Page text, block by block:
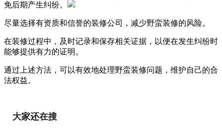
免后期产生纠纷。
尽量选择有资质和信誉的装修公司，减少野蛮装修的风险。
在装修过程中，及时记录和保存相关证据，以便在发生纠纷时
能够提供有力的证明。
通过上述方法，可以有效地处理野蛮装修问题，维护自己的合
法权益。
大家还在搜